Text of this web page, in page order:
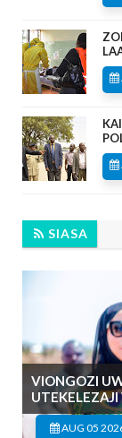
SIASA
VIONGOZI
AUG 05